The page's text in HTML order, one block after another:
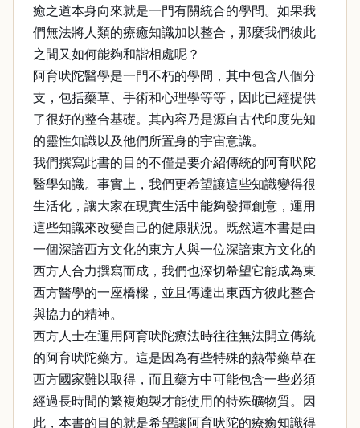
癒之道本身向來就是一門有關統合的學問。如果我
們無法將人類的療癒知識加以整合，那麼我們彼此
之間又如何能夠和諧相處呢？
阿育吠陀醫學是一門不朽的學問，其中包含八個分
支，包括藥草、手術和心理學等等，因此已經提供
了很好的整合基礎。其內容乃是源自古代印度先知
的靈性知識以及他們所置身的宇宙意識。
我們撰寫此書的目的不僅是要介紹傳統的阿育吠陀
醫學知識。事實上，我們更希望讓這些知識變得很
生活化，讓大家在現實生活中能夠發揮創意，運用
這些知識來改變自己的健康狀況。既然這本書是由
一個深諳西方文化的東方人與一位深諳東方文化的
西方人合力撰寫而成，我們也深切希望它能成為東
西方醫學的一座橋樑，並且傳達出東西方彼此整合
與協力的精神。
西方人士在運用阿育吠陀療法時往往無法開立傳統
的阿育吠陀藥方。這是因為有些特殊的熱帶藥草在
西方國家難以取得，而且藥方中可能包含一些必須
經過長時間的繁複炮製才能使用的特殊礦物質。因
此，本書的目的就是希望讓阿育吠陀的療癒知識得